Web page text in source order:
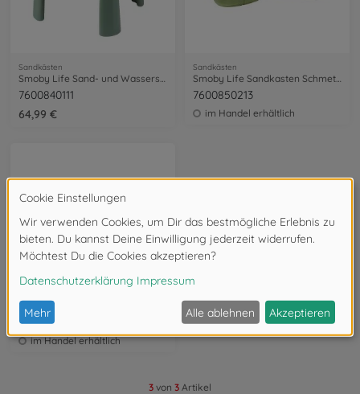
Sandkästen
Smoby Life Sand- und Wasserspieltisch
7600840111
64,99 €
Sandkästen
Smoby Life Sandkasten Schmetterling
7600850213
im Handel erhältlich
7600850208
im Handel erhältlich
3 von 3 Artikel